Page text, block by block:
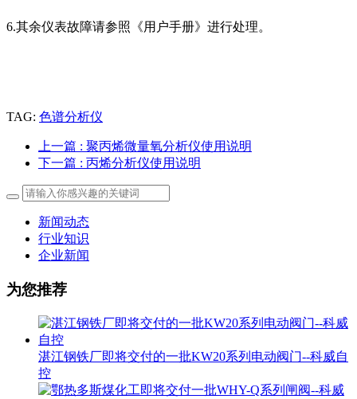
6.其余仪表故障请参照《用户手册》进行处理。
TAG: 色谱分析仪
上一篇 : 聚丙烯微量氧分析仪使用说明
下一篇 : 丙烯分析仪使用说明
新闻动态
行业知识
企业新闻
为您推荐
湛江钢铁厂即将交付的一批KW20系列电动阀门--科威自
控